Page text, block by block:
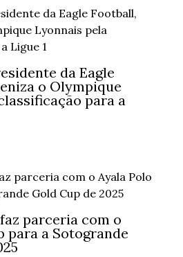
da Eagle
o Olympique
para a
faz parceria com o
para a Sotogrande